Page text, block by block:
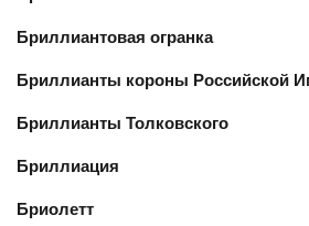
Бриллиантовая огранка
Бриллианты короны Российской
Бриллианты Толковского
Бриллиация
Бриолетт